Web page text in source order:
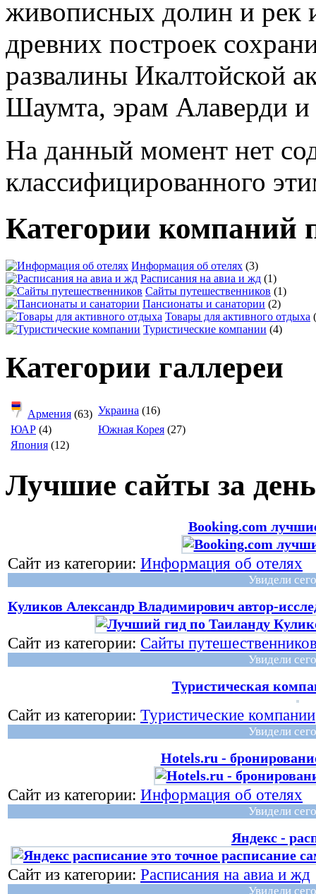
На данный момент нет
классифицированного
Категории компаний
Информация об отелях (3)
Расписания на авиа и жд (1)
Сайты путешественников (1)
Пансионаты и санатории (2)
Товары для активного отдыха
Туристические компании (4)
Категории галлереи
Армения (63) Украина (16)
ЮАР (4) Южная Корея (27)
Япония (12)
Лучшие сайты за день
Booking.com
Сайт из категории: Информация об отелях
Увидели
Куликов Александр Владимирович автор-
Сайт из категории: Сайты
Увидели
Туристическая
Сайт из категории: Туристические компании
Увидели
Hotels.ru -
Сайт из категории: Информация об отелях
Увидели
Яндекс -
Сайт из категории: Расписания на авиа и жд
Увидели